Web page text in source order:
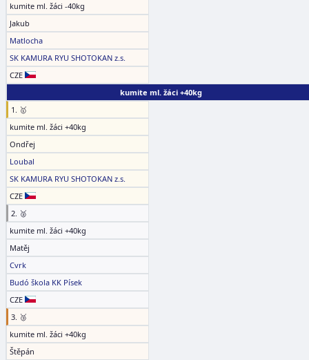
kumite ml. žáci -40kg
Jakub
Matlocha
SK KAMURA RYU SHOTOKAN z.s.
CZE
kumite ml. žáci +40kg
1. 🥇
kumite ml. žáci +40kg
Ondřej
Loubal
SK KAMURA RYU SHOTOKAN z.s.
CZE
2. 🥈
kumite ml. žáci +40kg
Matěj
Cvrk
Budó škola KK Písek
CZE
3. 🥉
kumite ml. žáci +40kg
Štěpán